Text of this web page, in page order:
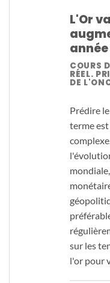
L'Or
année
COURS
RÉEL.
DE
Prédire
terme
sur les
l'or pour